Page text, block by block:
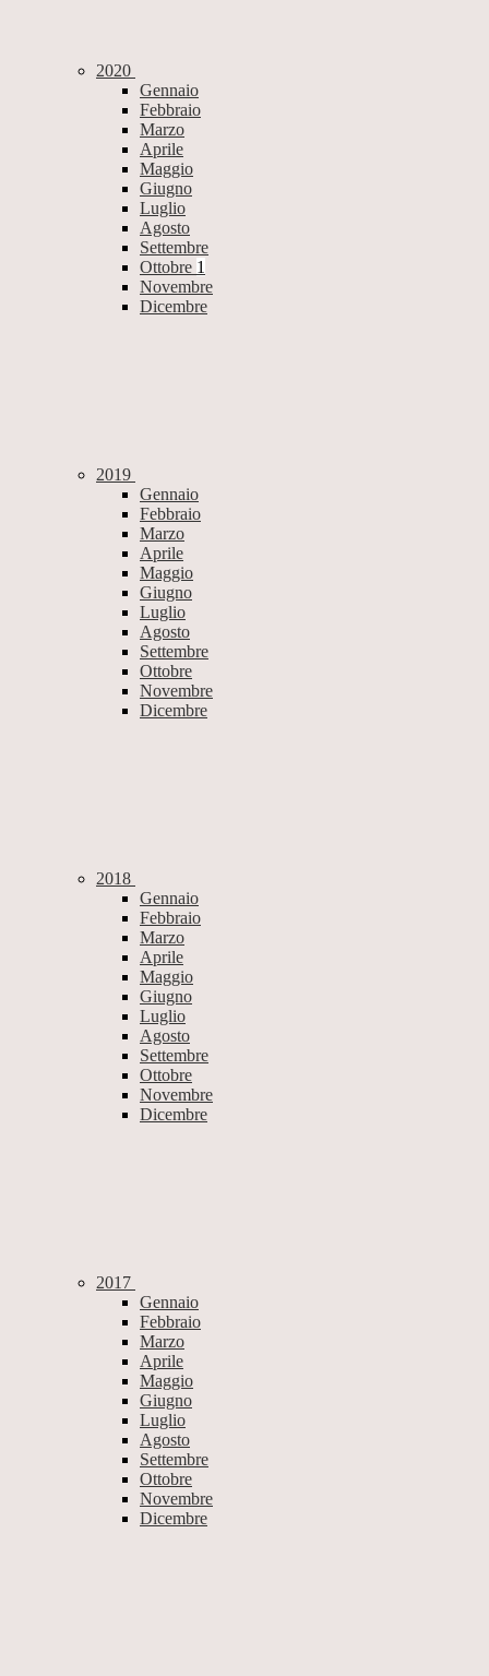
2020
Gennaio
Febbraio
Marzo
Aprile
Maggio
Giugno
Luglio
Agosto
Settembre
Ottobre 1
Novembre
Dicembre
2019
Gennaio
Febbraio
Marzo
Aprile
Maggio
Giugno
Luglio
Agosto
Settembre
Ottobre
Novembre
Dicembre
2018
Gennaio
Febbraio
Marzo
Aprile
Maggio
Giugno
Luglio
Agosto
Settembre
Ottobre
Novembre
Dicembre
2017
Gennaio
Febbraio
Marzo
Aprile
Maggio
Giugno
Luglio
Agosto
Settembre
Ottobre
Novembre
Dicembre